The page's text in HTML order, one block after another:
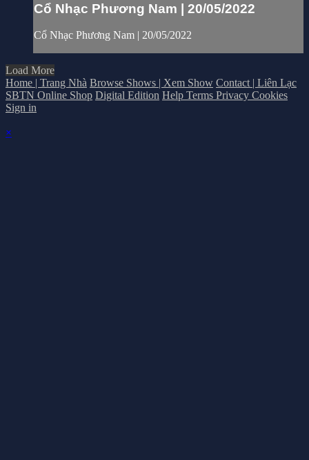
Cổ Nhạc Phương Nam | 20/05/2022
Cổ Nhạc Phương Nam | 20/05/2022
Load More
Home | Trang Nhà Browse Shows | Xem Show Contact | Liên Lạc
SBTN Online Shop Digital Edition Help Terms Privacy Cookies
Sign in
×